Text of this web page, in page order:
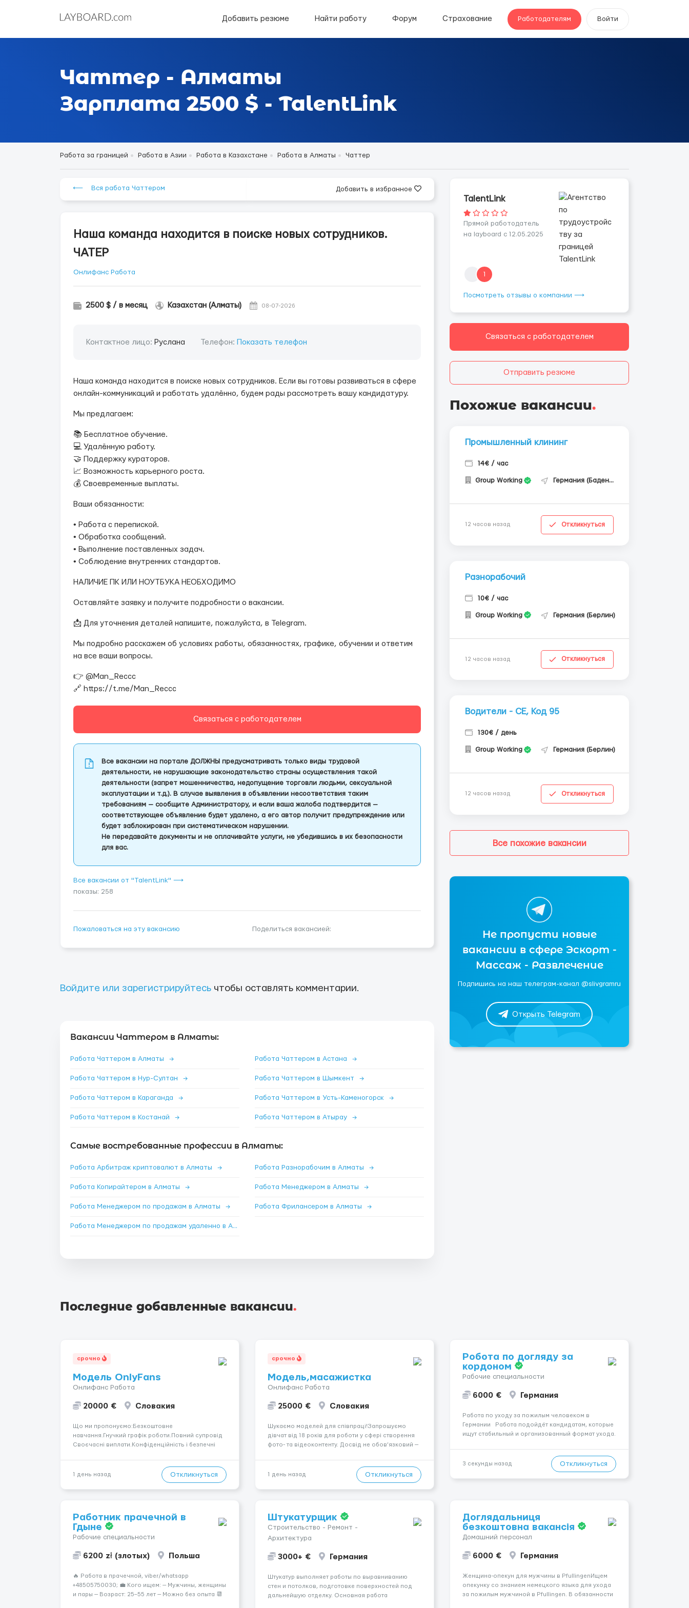
Добавить резюме Найти работу Форум Страхование Работодателям Войти
Чаттер - Алматы
Зарплата 2500 $ - TalentLink
Работа за границей Работа в Азии Работа в Казахстане Работа в Алматы Чаттер
⟵ Вся работа Чаттером Добавить в избранное
Наша команда находится в поиске новых сотрудников.
ЧАТЕР
Онлифанс Работа
2500 $ / в месяц Казахстан (Алматы) 08-07-2026
Контактное лицо: Руслана Телефон: Показать телефон
Наша команда находится в поиске новых сотрудников. Если вы готовы развиваться в сфере
онлайн-коммуникаций и работать удалённо, будем рады рассмотреть вашу кандидатуру.
Мы предлагаем:
📚 Бесплатное обучение.
💻 Удалённую работу.
🤝 Поддержку кураторов.
📈 Возможность карьерного роста.
💰 Своевременные выплаты.
Ваши обязанности:
• Работа с перепиской.
• Обработка сообщений.
• Выполнение поставленных задач.
• Соблюдение внутренних стандартов.
НАЛИЧИЕ ПК ИЛИ НОУТБУКА НЕОБХОДИМО
Оставляйте заявку и получите подробности о вакансии.
📩 Для уточнения деталей напишите, пожалуйста, в Telegram.
Мы подробно расскажем об условиях работы, обязанностях, графике, обучении и ответим
на все ваши вопросы.
👉 @Man_Reccc
🔗 https://t.me/Man_Reccc
Связаться с работодателем
Все вакансии на портале ДОЛЖНЫ предусматривать только виды трудовой
деятельности, не нарушающие законодательство страны осуществления такой
деятельности (запрет мошенничества, недопущение торговли людьми, сексуальной
эксплуатации и т.д.). В случае выявления в объявлении несоответствия таким
требованиям — сообщите Администратору, и если ваша жалоба подтвердится —
соответствующее объявление будет удалено, а его автор получит предупреждение или
будет заблокирован при систематическом нарушении.
Не передавайте документы и не оплачивайте услуги, не убедившись в их безопасности
для вас.
Все вакансии от "TalentLink" ⟶
показы: 258
Пожаловаться на эту вакансию Поделиться вакансией:
Войдите или зарегистрируйтесь чтобы оставлять комментарии.
Вакансии Чаттером в Алматы:
Работа Чаттером в Алматы → Работа Чаттером в Астана →
Работа Чаттером в Нур-Султан → Работа Чаттером в Шымкент →
Работа Чаттером в Караганда → Работа Чаттером в Усть-Каменогорск →
Работа Чаттером в Костанай → Работа Чаттером в Атырау →
Самые востребованные профессии в Алматы:
Работа Арбитраж криптовалют в Алматы → Работа Разнорабочим в Алматы →
Работа Копирайтером в Алматы → Работа Менеджером в Алматы →
Работа Менеджером по продажам в Алматы → Работа Фрилансером в Алматы →
Работа Менеджером по продажам удаленно в Алматы
TalentLink
Прямой работодатель
на layboard с 12.05.2025
1
Посмотреть отзывы о компании ⟶
Связаться с работодателем
Отправить резюме
Похожие вакансии.
Промышленный клининг
14€ / час
Group Working Германия (Баден-Вюртемберг)
12 часов назад Откликнуться
Разнорабочий
10€ / час
Group Working Германия (Берлин)
12 часов назад Откликнуться
Водители - СЕ, Код 95
130€ / день
Group Working Германия (Берлин)
12 часов назад Откликнуться
Все похожие вакансии
Не пропусти новые
вакансии в сфере Эскорт -
Массаж - Развлечение
Подпишись на наш телеграм-канал @slivgramru
Открыть Telegram
Последние добавленные вакансии.
срочно
Модель OnlyFans
Онлифанс Работа
20000 € Словакия
Що ми пропонуємо:Безкоштовне
навчання.Гнучкий графік роботи.Повний супровід
Своєчасні виплати.Конфіденційність і безпечні
розвиватися.Досвід не обов’язковий.Якщо вас
зацікавила вакансія — залишайте відгук, і ми
зв’яжемося ...
1 день назад Откликнуться
срочно
Модель,масажистка
Онлифанс Работа
25000 € Словакия
Шукаємо моделей для співпраці!Запрошуємо
дівчат від 18 років для роботи у сфері створення
фото- та відеоконтенту. Досвід не обов’язковий —
конфіденційність і професійну підтримку.
Працюємо офіційно, поважаємо особ...
1 день назад Откликнуться
Робота по догляду за
кордоном
Рабочие специальности
6000 € Германия
Работа по уходу за пожилым человеком в
Германии Работа подойдёт кандидатам, которые
ищут стабильный и организованный формат ухода.
состояние: В ясному розумі. Моби...
3 секунды назад Откликнуться
Работник прачечной в
Гдыне
Рабочие специальности
6200 zł (злотых) Польша
🔥 Работа в прачечной, viber/whatsapp
+48505750030; 💼 Кого ищем: — Мужчины, женщины
и пары — Возраст: 25–55 лет — Можно без опыта 📆
Штукатурщик
Строительство - Ремонт -
Архитектура
3000+ € Германия
Штукатур выполняет работы по выравниванию
стен и потолков, подготовке поверхностей под
дальнейшую отделку. Основная работа
Доглядальниця
безкоштовна вакансія
Домашний персонал
6000 € Германия
Женщина-опекун для мужчины в PfullingenИщем
опекунку со знанием немецкого языка для ухода
за пожилым мужчиной в Pfullingen. В обязанности